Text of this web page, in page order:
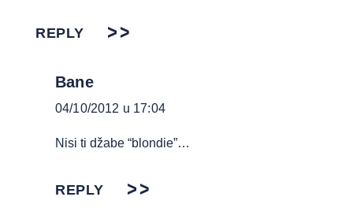
REPLY
Bane
04/10/2012 u 17:04
Nisi ti džabe “blondie”…
REPLY